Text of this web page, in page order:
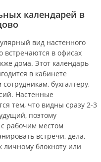
календарей в
вид настенного
встречаются в офисах
дома. Этот календарь
в кабинете
бухгалтеру,
Настенные
тем, что видны сразу 2-3
поэтому
рабочим местом
встречи, дела,
блокноту или